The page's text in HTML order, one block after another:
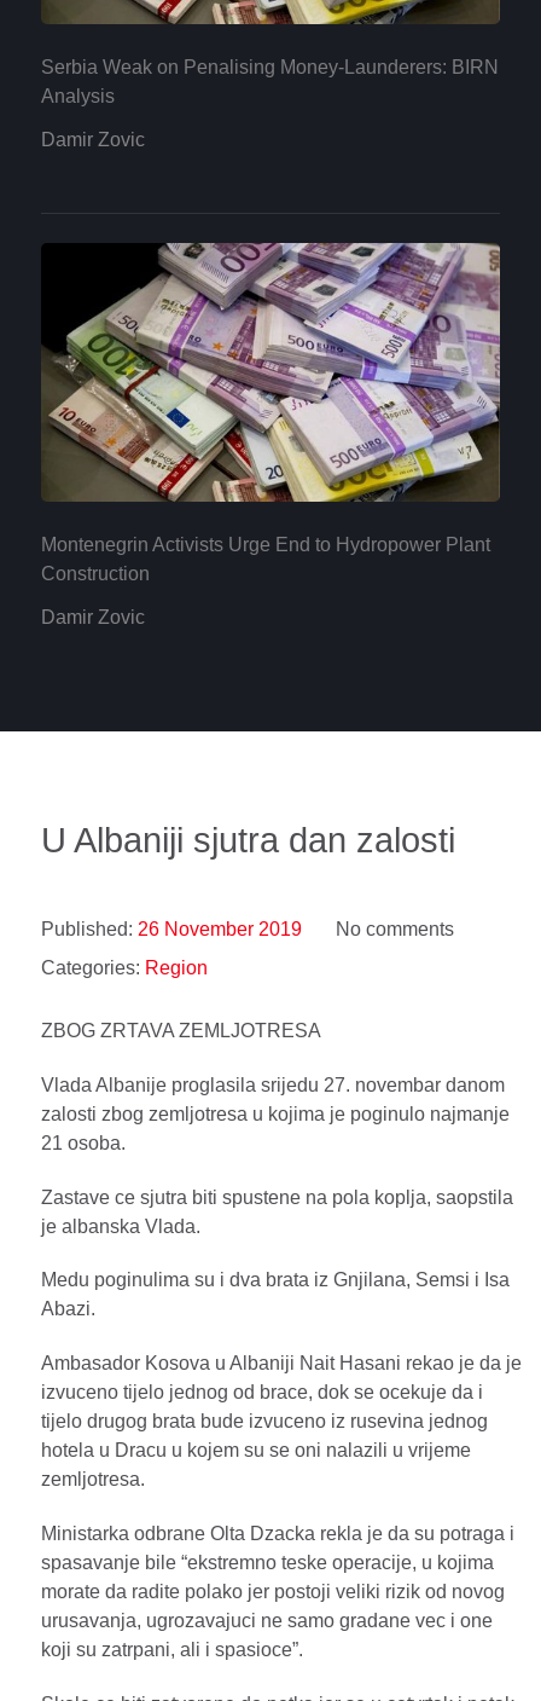
Serbia Weak on Penalising Money-Launderers: BIRN
Analysis
Damir Zovic
Montenegrin Activists Urge End to Hydropower Plant
Construction
Damir Zovic
U Albaniji sjutra dan zalosti
Published: 26 November 2019
No comments
Categories: Region
ZBOG ZRTAVA ZEMLJOTRESA
Vlada Albanije proglasila srijedu 27. novembar danom
zalosti zbog zemljotresa u kojima je poginulo najmanje
21 osoba.
Zastave ce sjutra biti spustene na pola koplja, saopstila
je albanska Vlada.
Medu poginulima su i dva brata iz Gnjilana, Semsi i Isa
Abazi.
Ambasador Kosova u Albaniji Nait Hasani rekao je da je
izvuceno tijelo jednog od brace, dok se ocekuje da i
tijelo drugog brata bude izvuceno iz rusevina jednog
hotela u Dracu u kojem su se oni nalazili u vrijeme
zemljotresa.
Ministarka odbrane Olta Dzacka rekla je da su potraga i
spasavanje bile “ekstremno teske operacije, u kojima
morate da radite polako jer postoji veliki rizik od novog
urusavanja, ugrozavajuci ne samo gradane vec i one
koji su zatrpani, ali i spasioce”.